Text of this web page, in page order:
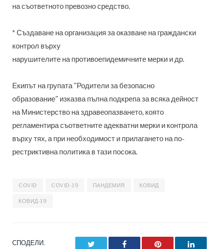
на съответното превозно средство.
* Създаване на организация за оказване на граждански
контрол върху
нарушителите на противоепидемичните мерки и др.
Екипът на групата "Родители за безопасно
образование" изказва пълна подкрепа за всяка дейност
на Министерство на здравеопазването, която
регламентира съответните адекватни мерки и контрола
върху тях, а при необходимост и прилагането на по-
рестриктивна политика в тази посока.
COVID COVID-19 ПАНДЕМИЯ КОВИД
КОВИД-19
СПОДЕЛИ. Facebook Pinterest